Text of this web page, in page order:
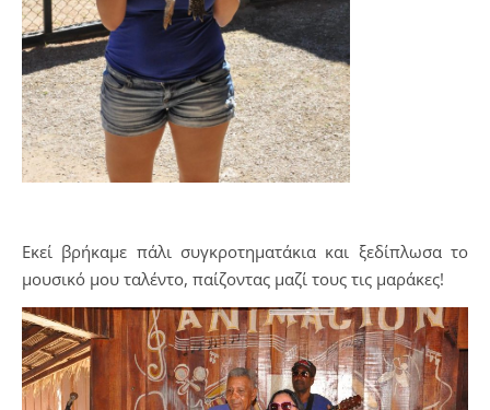
Εκεί βρήκαμε πάλι συγκροτηματάκια και ξεδίπλωσα το
μουσικό μου ταλέντο, παίζοντας μαζί τους τις μαράκες!